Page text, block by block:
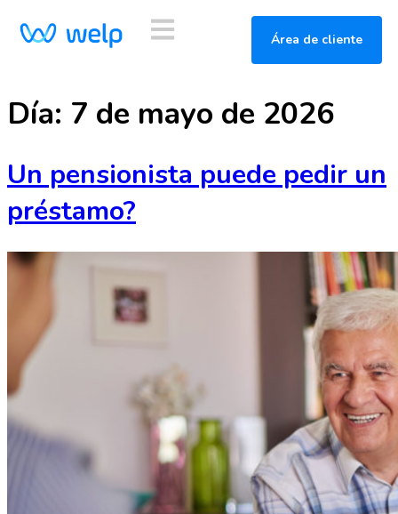
Área de cliente
Día: 7 de mayo de 2026
Un pensionista puede pedir un
préstamo?